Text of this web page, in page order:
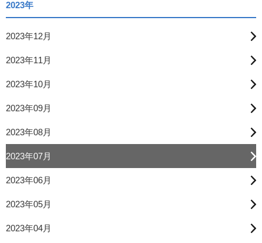
2023年
2023年12月
2023年11月
2023年10月
2023年09月
2023年08月
2023年07月
2023年06月
2023年05月
2023年04月